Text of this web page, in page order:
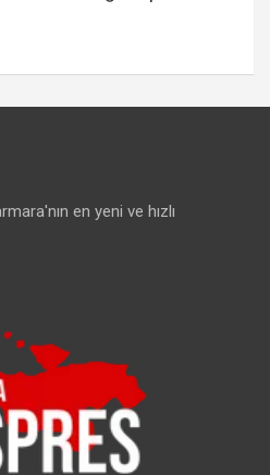
en yeni ve hızlı